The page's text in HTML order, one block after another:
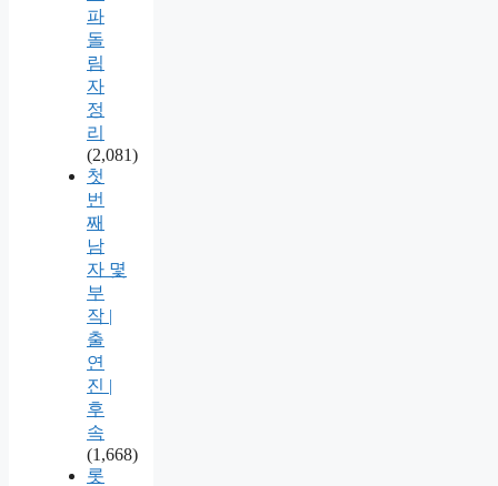
파
돌
림
자
정
리
(2,081)
첫
번
째
남
자 몇
부
작 |
출
연
진 |
후
속
(1,668)
롯